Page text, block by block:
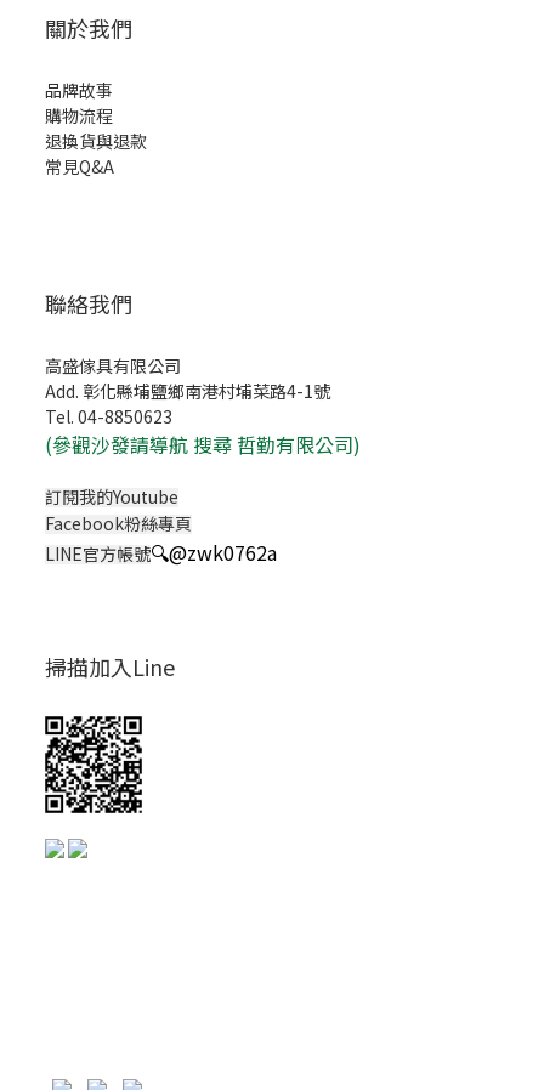
關於我們
品牌故事
購物流程
退換貨與退款
常見Q&A
聯絡我們
高盛傢具有限公司
Add. 彰化縣埔鹽鄉南港村埔菜路4-1號
Tel. 04-8850623
(參觀沙發請導航 搜尋 哲勤有限公司)
訂閱我的Youtube
Facebook粉絲專頁
LINE官方帳號🔍@zwk0762a
掃描加入Line